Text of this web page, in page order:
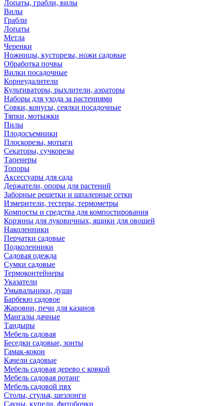
Лопаты, грабли, вилы
Вилы
Грабли
Лопаты
Метла
Черенки
Ножницы, кусторезы, ножи садовые
Обработка почвы
Вилки посадочные
Корнеудалители
Культиваторы, рыхлители, аэраторы
Наборы для ухода за растениями
Совки, конусы, сеялки посадочные
Тяпки, мотыжки
Пилы
Плодосъемники
Плоскорезы, мотыги
Секаторы, сучкорезы
Тапенеры
Топоры
Аксессуары для сада
Держатели, опоры для растений
Заборные решетки и шпалерные сетки
Измерители, тестеры, термометры
Компосты и средства для компостирования
Корзины для луковичных, ящики для овощей
Наколенники
Перчатки садовые
Подколенники
Садовая одежда
Сумки садовые
Термоконтейнеры
Указатели
Умывальники, души
Барбекю садовое
Жаровни, печи для казанов
Мангалы дачные
Тандыры
Мебель садовая
Беседки садовые, зонты
Гамак-кокон
Качели садовые
Мебель садовая дерево с ковкой
Мебель садовая ротанг
Мебель садовой пвх
Столы, стулья, шезлонги
Сауны, купели, фитобочки